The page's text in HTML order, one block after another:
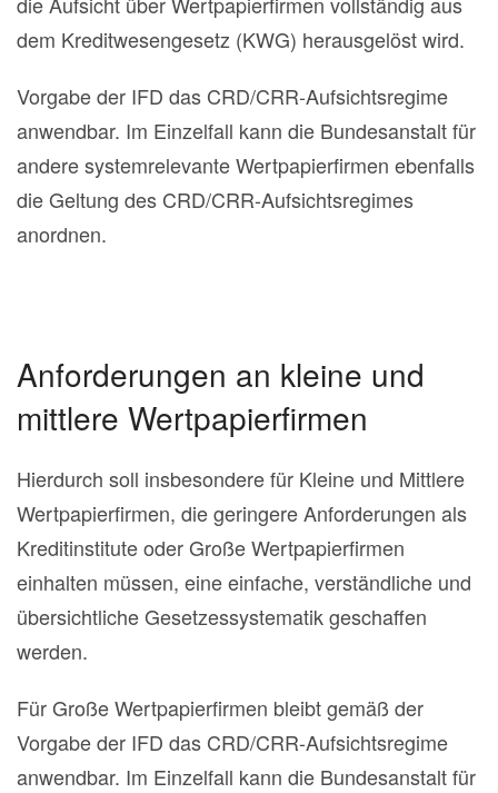
dem Kreditwesengesetz (KWG) herausgelöst wird.
Vorgabe der IFD das CRD/CRR-Aufsichtsregime
anwendbar. Im Einzelfall kann die Bundesanstalt für
andere systemrelevante Wertpapierfirmen ebenfalls
die Geltung des CRD/CRR-Aufsichtsregimes
anordnen.
Anforderungen an kleine und
mittlere Wertpapierfirmen
Hierdurch soll insbesondere für Kleine und Mittlere
Wertpapierfirmen, die geringere Anforderungen als
Kreditinstitute oder Große Wertpapierfirmen
einhalten müssen, eine einfache, verständliche und
übersichtliche Gesetzessystematik geschaffen
werden.
Für Große Wertpapierfirmen bleibt gemäß der
Vorgabe der IFD das CRD/CRR-Aufsichtsregime
anwendbar. Im Einzelfall kann die Bundesanstalt für